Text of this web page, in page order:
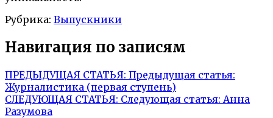
Рубрика: Выпускники
Навигация по записям
ПРЕДЫДУЩАЯ СТАТЬЯ: Предыдущая статья:
Журналистика (первая ступень)
СЛЕДУЮЩАЯ СТАТЬЯ: Следующая статья: Анна
Разумова